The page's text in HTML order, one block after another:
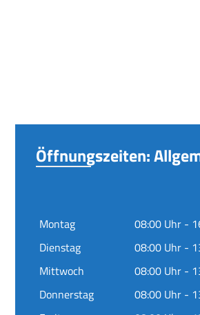
Öffnungszeiten:
Montag
08:00 Uhr -
Dienstag
08:00 Uhr -
Mittwoch
08:00 Uhr -
Donnerstag
08:00 Uhr -